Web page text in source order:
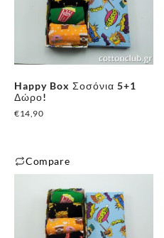
Happy Box Σοσόνια 5+1
Δώρο!
€14,90
Compare